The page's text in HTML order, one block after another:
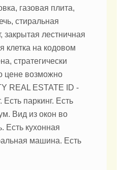
газовая плита,
стиральная
закрытая лестничная
клетка на кодовом
стратегически
цене возможно
REAL ESTATE ID -
паркинг. Есть
Вид из окон во
Есть кухонная
машина. Есть